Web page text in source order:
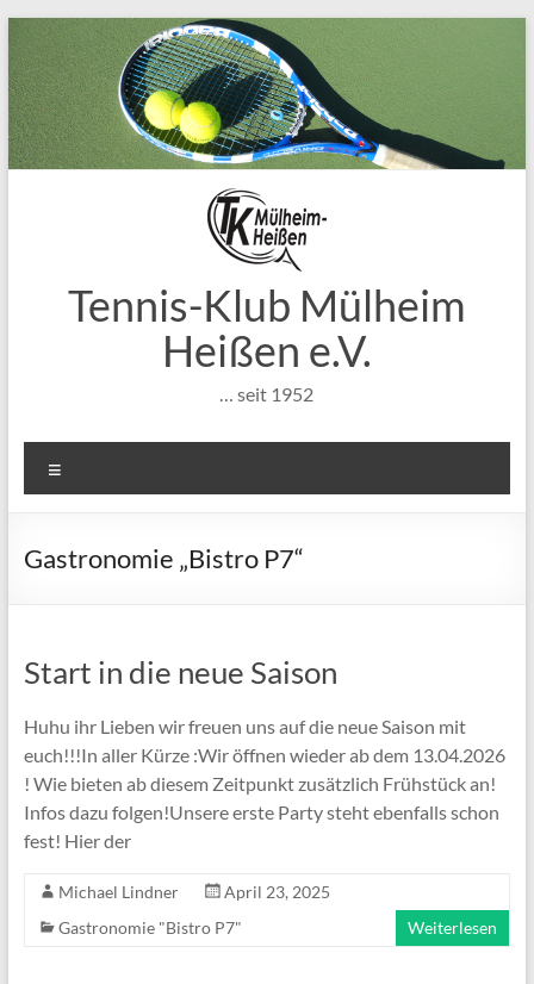
Zum
Inhalt
springen
Tennis-Klub Mülheim
Heißen e.V.
… seit 1952
Gastronomie „Bistro P7“
Start in die neue Saison
Huhu ihr Lieben wir freuen uns auf die neue Saison mit
euch!!!In aller Kürze :Wir öffnen wieder ab dem 13.04.2026
! Wie bieten ab diesem Zeitpunkt zusätzlich Frühstück an!
Infos dazu folgen!Unsere erste Party steht ebenfalls schon
fest! Hier der
Michael Lindner
April 23, 2025
Gastronomie "Bistro P7"
Weiterlesen